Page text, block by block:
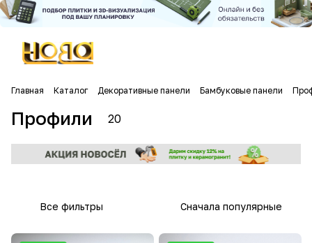
Главная Каталог Декоративные панели Бамбуковые панели
Профили 20
Все фильтры Сначала популярные